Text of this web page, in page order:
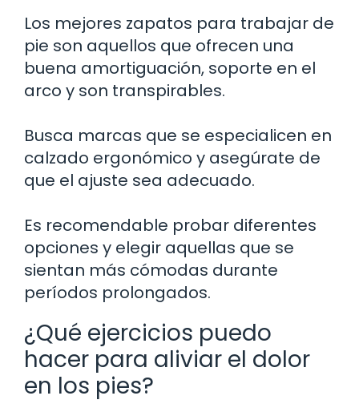
Los mejores zapatos para trabajar de
pie son aquellos que ofrecen una
buena amortiguación, soporte en el
arco y son transpirables.
Busca marcas que se especialicen en
calzado ergonómico y asegúrate de
que el ajuste sea adecuado.
Es recomendable probar diferentes
opciones y elegir aquellas que se
sientan más cómodas durante
períodos prolongados.
¿Qué ejercicios puedo
hacer para aliviar el dolor
en los pies?